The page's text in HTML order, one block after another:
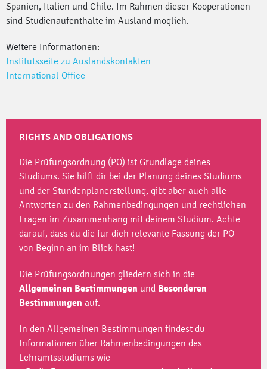
Spanien, Italien und Chile. Im Rahmen dieser Kooperationen
sind Studienaufenthalte im Ausland möglich.
Weitere Informationen:
Institutsseite zu Auslandskontakten
International Office
RIGHTS AND OBLIGATIONS
Die Prüfungsordnung (PO) ist Grundlage deines
Studiums. Sie hilft dir bei der Planung deines Studiums
und der Stundenplanerstellung, gibt aber auch alle
Antworten zu den Rahmenbedingungen und rechtlichen
Fragen im Zusammenhang mit deinem Studium. Achte
darauf, dass du die für dich relevante Fassung der PO
von Beginn an im Blick hast!
Die Prüfungsordnungen gliedern sich in die
Allgemeinen Bestimmungen und Besonderen
Bestimmungen auf.
In den Allgemeinen Bestimmungen findest du
Informationen über Rahmenbedingungen des
Lehramtsstudiums wie